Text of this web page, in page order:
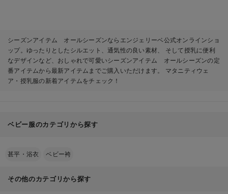
シーズンアイテム オールシーズンならエンジェリーベ公式オンラインショ
ップ。ゆったりとしたシルエット、通気性の良い素材、 そして授乳に便利
なデザインなど、おしゃれで可愛いシーズンアイテム オールシーズンの定
番アイテムから最新アイテムまでご購入いただけます。 マタニティウェ
ア・授乳服の新着アイテムをチェック！
ベビー服のカテゴリから探す
甚平・浴衣 ベビー袴
その他のカテゴリから探す